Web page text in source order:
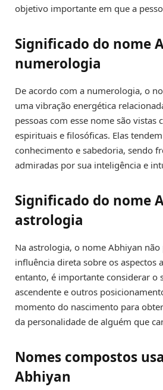
objetivo importante em que a
Significado do nome
numerologia
De acordo com a numerologia, o
uma vibração energética
pessoas com esse nome são vistas
espirituais e filosóficas. Elas
conhecimento e sabedoria, sendo
admiradas por sua inteligência e
Significado do nome
astrologia
Na astrologia, o nome Abhiyan
influência direta sobre os aspectos
entanto, é importante considerar o
ascendente e outros
momento do nascimento para
da personalidade de alguém que
Nomes compostos
Abhiyan